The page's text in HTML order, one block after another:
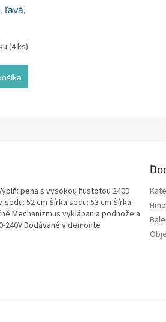
ľavá,
(4 ks)
pena s vysokou hustotou 240D
sedu: 52 cm Šírka sedu: 53 cm Šírka
Mechanizmus vyklápania podnože a
Dodávané v demonte